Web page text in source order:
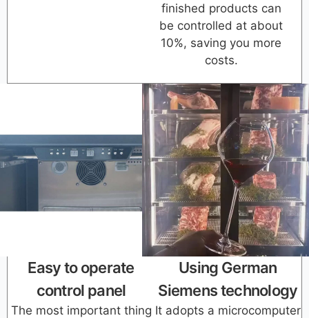
finished products can
be controlled at about
10%, saving you more
costs.
Easy to operate
control panel
The most important thing
Using German
Siemens technology
It adopts a microcomputer